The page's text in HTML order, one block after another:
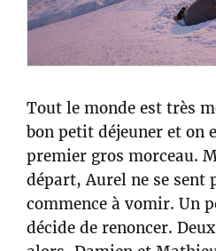
Tout le monde est très
bon petit déjeuner et on
premier gros morceau.
départ, Aurel ne se sent
commence à vomir. Un
décide de renoncer.